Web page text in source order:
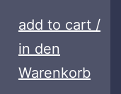
add to cart /
in den
Warenkorb